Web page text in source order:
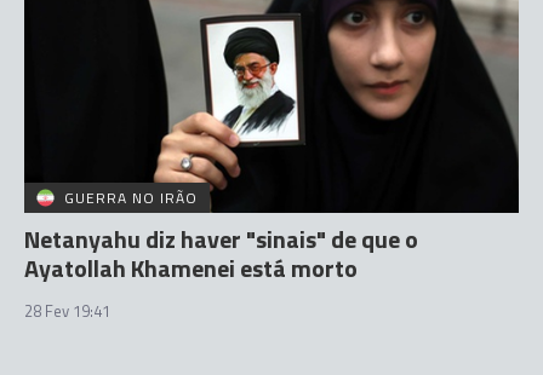
GUERRA NO IRÃO
Netanyahu diz haver "sinais" de que o
Ayatollah Khamenei está morto
28 Fev 19:41